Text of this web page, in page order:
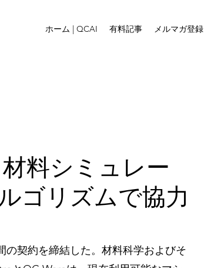
ホーム | QCAI 有料記事 メルマガ登録
料シミュレー
ゴリズムで協力
契約を締結した。材料科学およびそ